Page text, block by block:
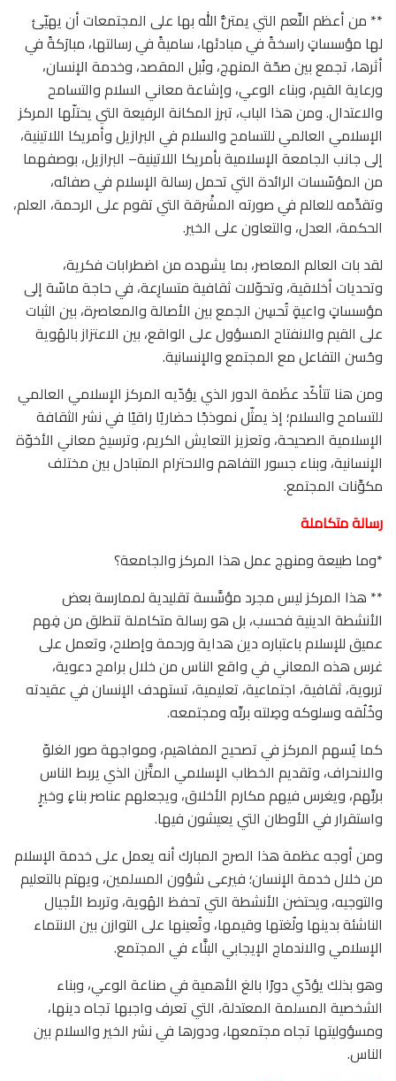
** من أعظم النِّعم التي يمتنُّ الله بها على المجتمعات أن يهيّئ
لها مؤسساتٍ راسخةً في مبادئها، ساميةً في رسالتها، مبارَكةً في
أثرها، تجمع بين صحّة المنهج، ونُبل المقصد، وخدمة الإنسان،
ورعاية القيم، وبناء الوعي، وإشاعة معاني السلام والتسامح
والاعتدال. ومن هذا الباب، تبرز المكانة الرفيعة التي يحتلّها المركز
الإسلامي العالمي للتسامح والسلام في البرازيل وأمريكا اللاتينية،
إلى جانب الجامعة الإسلامية بأمريكا اللاتينية– البرازيل، بوصفهما
من المؤسّسات الرائدة التي تحمل رسالة الإسلام في صفائه،
وتقدِّمه للعالم في صورته المشْرقة التي تقوم على الرحمة، العلم،
الحكمة، العدل، والتعاون على الخير.
لقد بات العالم المعاصر، بما يشهده من اضطرابات فكرية،
وتحديات أخلاقية، وتحوّلات ثقافية متسارِعة، في حاجة ماسّة إلى
مؤسساتٍ واعيةٍ تُحسِن الجمع بين الأصالة والمعاصرة، بين الثبات
على القيم والانفتاح المسؤول على الواقع، بين الاعتزاز بالهُوية
وحُسن التفاعل مع المجتمع والإنسانية.
ومن هنا تتأكّد عظَمة الدور الذي يؤدّيه المركز الإسلامي العالمي
للتسامح والسلام؛ إذ يمثّل نموذجًا حضاريًا راقيًا في نشر الثقافة
الإسلامية الصحيحة، وتعزيز التعايش الكريم، وترسيخ معاني الأخوّة
الإنسانية، وبناء جسور التفاهم والاحترام المتبادل بين مختلف
مكوِّنات المجتمع.
رسالة متكاملة
*وما طبيعة ومنهج عمل هذا المركز والجامعة؟
** هذا المركز ليس مجرد مؤسَّسة تقليدية لممارسة بعض
الأنشطة الدينية فحسب، بل هو رسالة متكاملة تنطلق من فِهم
عميق للإسلام باعتباره دين هداية ورحمة وإصلاح، وتعمل على
غرس هذه المعاني في واقع الناس من خلال برامج دعوية،
تربوية، ثقافية، اجتماعية، تعليمية، تستهدف الإنسان في عقيدته
وخُلُقه وسلوكه وصِلته بربِّه ومجتمعه.
كما يُسهم المركز في تصحيح المفاهيم، ومواجهة صور الغلوّ
والانحراف، وتقديم الخطاب الإسلامي المتَّزن الذي يربط الناس
بربِّهم، ويغرس فيهم مكارم الأخلاق، ويجعلهم عناصر بناءٍ وخيرٍ
واستقرار في الأوطان التي يعيشون فيها.
ومن أوجه عظمة هذا الصرح المبارك أنه يعمل على خدمة الإسلام
من خلال خدمة الإنسان؛ فيرعى شؤون المسلمين، ويهتم بالتعليم
والتوجيه، ويحتضن الأنشطة التي تحفظ الهُوية، وتربط الأجيال
الناشئة بدينها ولُغتها وقيمها، وتُعينها على التوازن بين الانتماء
الإسلامي والاندماج الإيجابي البنَّاء في المجتمع.
وهو بذلك يؤدّي دورًا بالغ الأهمية في صناعة الوعي، وبناء
الشخصية المسلمة المعتدلة، التي تعرف واجبها تجاه دينها،
ومسؤوليتها تجاه مجتمعها، ودورها في نشر الخير والسلام بين
الناس.